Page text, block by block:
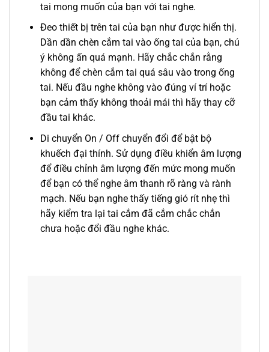
tai mong muốn của bạn với tai nghe.
Đeo thiết bị trên tai của bạn như được hiển thị.
Dần dần chèn cắm tai vào ống tai của bạn, chú
ý không ấn quá mạnh. Hãy chắc chắn rằng
không để chèn cắm tai quá sâu vào trong ống
tai. Nếu đầu nghe không vào đúng ví trí hoặc
bạn cảm thấy không thoải mái thì hãy thay cỡ
đầu tai khác.
Di chuyển On / Off chuyển đổi để bật bộ
khuếch đại thính. Sử dụng điều khiển âm lượng
để điều chỉnh âm lượng đến mức mong muốn
để bạn có thể nghe âm thanh rõ ràng và rành
mạch. Nếu bạn nghe thấy tiếng gió rít nhẹ thì
hãy kiểm tra lại tai cắm đã cắm chắc chắn
chưa hoặc đổi đầu nghe khác.